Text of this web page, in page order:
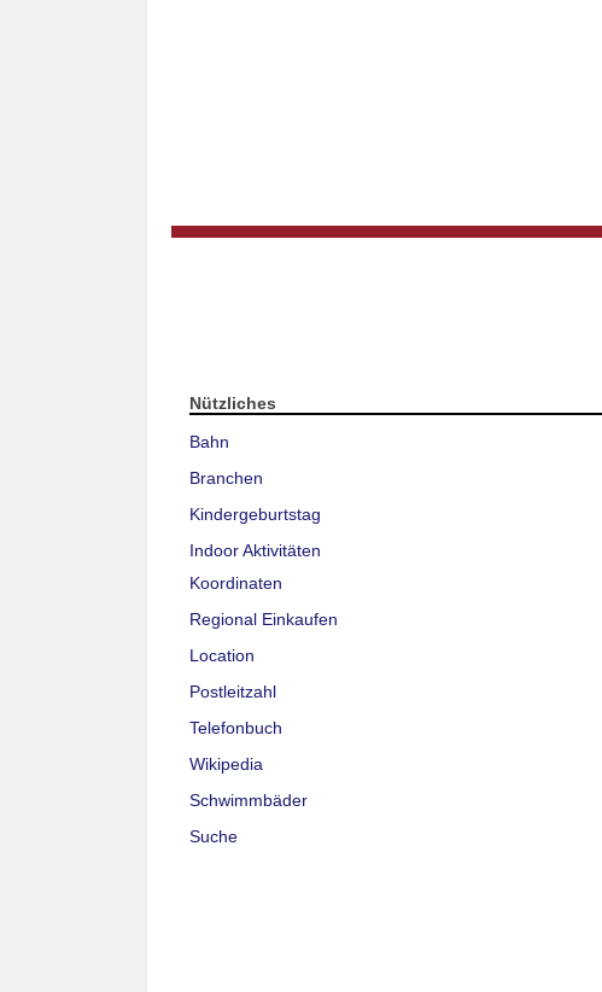
Nützliches
Bahn
Branchen
Kindergeburtstag
Indoor Aktivitäten
Koordinaten
Regional Einkaufen
Location
Postleitzahl
Telefonbuch
Wikipedia
Schwimmbäder
Suche